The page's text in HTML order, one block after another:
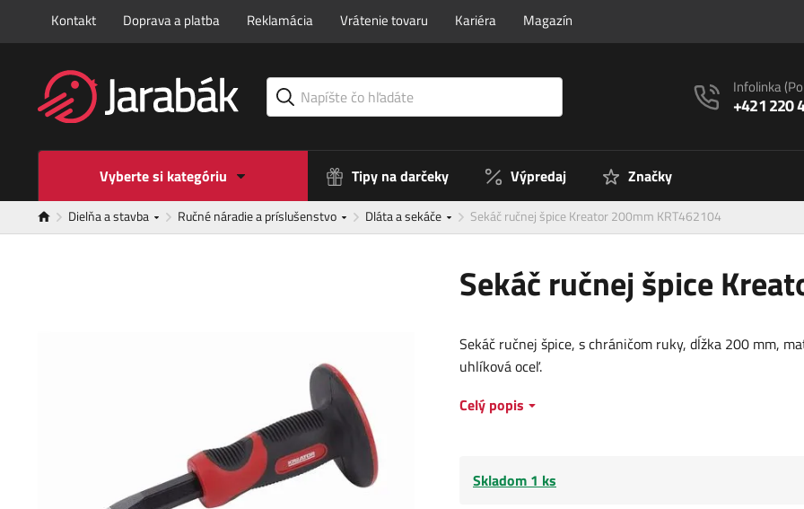
Kontakt Doprava a platba Reklamácia Vrátenie tovaru Kariéra Magazín
Infolinka
+421 220
Vyberte si kategóriu Tipy na darčeky Výpredaj Značky
Dielňa a stavba Ručné náradie a príslušenstvo Dláta a sekáče Sekáč ručnej špice Kreator 200mm KRT462104
Sekáč ručnej špice
Sekáč ručnej špice, s chráničom ruky, dĺžka 200 mm,
uhlíková oceľ.
Celý popis
Skladom 1 ks